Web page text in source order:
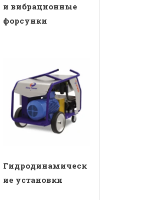
и вибрационные
форсунки
Гидродинамическ
ие установки